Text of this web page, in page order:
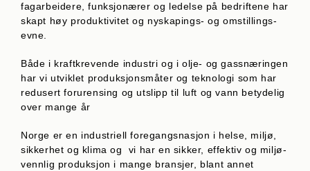
fagarbeidere, funksjonærer og led­el­se på bedriftene har
skapt høy produktivitet og nyskapings- og omstillings­
evne.
Både i kraftkrevende industri og i olje- og gassnæringen
har vi utviklet produksjonsmåter og teknologi som har
redusert forurensing og utslipp til luft og vann betydelig
over mange år
Norge er en industriell foregangsnasjon i helse, miljø,
sikkerhet og klima og vi har en sikker, effektiv og miljø­
vennlig produksjon i mange bransjer, blant annet